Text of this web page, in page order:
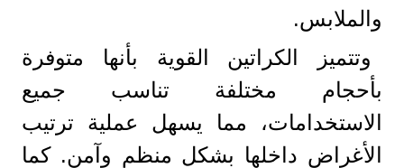
والملابس.
وتتميز الكراتين القوية بأنها متوفرة
بأحجام مختلفة تناسب جميع
الاستخدامات، مما يسهل عملية ترتيب
الأغراض داخلها بشكل منظم وآمن. كما